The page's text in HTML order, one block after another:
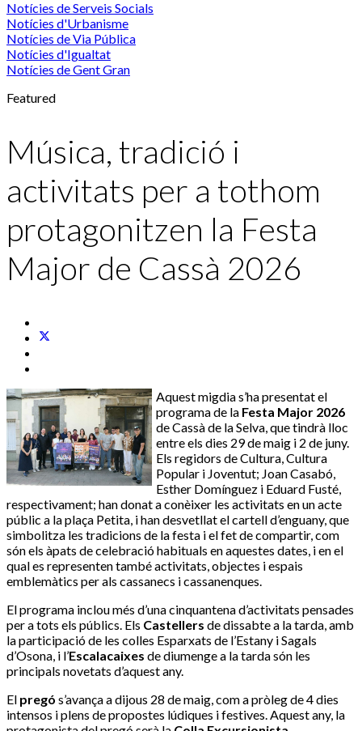
Notícies de Serveis Socials
Notícies d'Urbanisme
Notícies de Via Pública
Notícies d'Igualtat
Notícies de Gent Gran
Featured
Música, tradició i
activitats per a tothom
protagonitzen la Festa
Major de Cassà 2026
Aquest migdia s’ha presentat el
programa de la Festa Major 2026
de Cassà de la Selva, que tindrà lloc
entre els dies 29 de maig i 2 de juny.
Els regidors de Cultura, Cultura
Popular i Joventut; Joan Casabó,
Esther Domínguez i Eduard Fusté,
respectivament; han donat a conèixer les activitats en un acte
públic a la plaça Petita, i han desvetllat el cartell d’enguany, que
simbolitza les tradicions de la festa i el fet de compartir, com
són els àpats de celebració habituals en aquestes dates, i en el
qual es representen també activitats, objectes i espais
emblemàtics per als cassanecs i cassanenques.
El programa inclou més d’una cinquantena d’activitats pensades
per a tots els públics. Els Castellers de dissabte a la tarda, amb
la participació de les colles Esparxats de l’Estany i Sagals
d’Osona, i l’Escalacaixes de diumenge a la tarda són les
principals novetats d’aquest any.
El pregó s’avança a dijous 28 de maig, com a pròleg de 4 dies
intensos i plens de propostes lúdiques i festives. Aquest any, la